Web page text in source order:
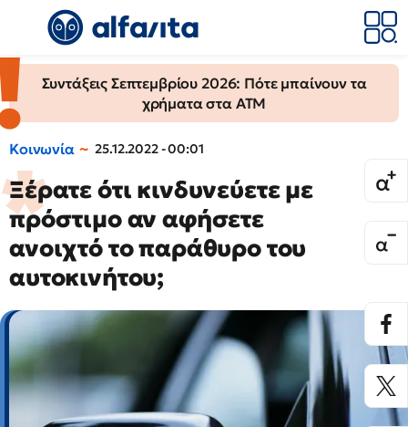
Συντάξεις Σεπτεμβρίου 2026: Πότε μπαίνουν τα
χρήματα στα ΑΤΜ
Κοινωνία 25.12.2022 - 00:01
Ξέρατε ότι κινδυνεύετε με
πρόστιμο αν αφήσετε
ανοιχτό το παράθυρο του
αυτοκινήτου;